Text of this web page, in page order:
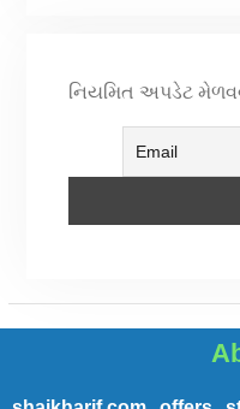
નિયમિત અપડેટ